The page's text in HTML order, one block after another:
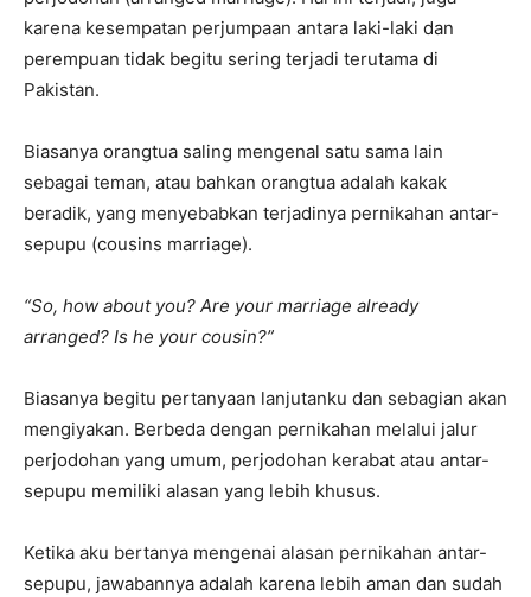
karena kesempatan perjumpaan antara laki-laki dan
perempuan tidak begitu sering terjadi terutama di
Pakistan.
Biasanya orangtua saling mengenal satu sama lain
sebagai teman, atau bahkan orangtua adalah kakak
beradik, yang menyebabkan terjadinya pernikahan antar-
sepupu (cousins marriage).
“So, how about you? Are your marriage already
arranged? Is he your cousin?”
Biasanya begitu pertanyaan lanjutanku dan sebagian akan
mengiyakan. Berbeda dengan pernikahan melalui jalur
perjodohan yang umum, perjodohan kerabat atau antar-
sepupu memiliki alasan yang lebih khusus.
Ketika aku bertanya mengenai alasan pernikahan antar-
sepupu, jawabannya adalah karena lebih aman dan sudah